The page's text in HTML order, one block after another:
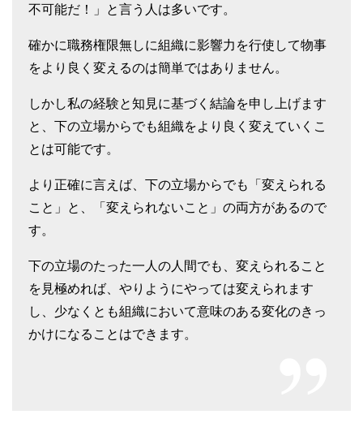
不可能だ！」と言う人は多いです。
確かに職務権限無しに組織に影響力を行使して物事
をより良く変えるのは簡単ではありません。
しかし私の経験と知見に基づく結論を申し上げます
と、下の立場からでも組織をより良く変えていくこ
とは可能です。
より正確に言えば、下の立場からでも「変えられる
こと」と、「変えられないこと」の両方があるので
す。
下の立場のたった一人の人間でも、変えられること
を見極めれば、やりようにやっては変えられます
し、少なくとも組織において意味のある変化のきっ
かけになることはできます。